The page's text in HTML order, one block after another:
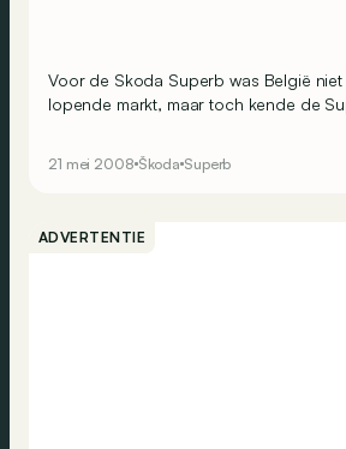
Voor de Skoda Superb was België
lopende markt, maar toch kende de
jaren dertig voorgesteld en werd toen
om zijn goede afwerking en zijn ruime
zijn rivalen met een ruim interieur en zijn
21 mei 2008 Škoda Superb
ADVERTENTIE